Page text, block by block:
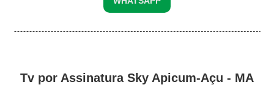
Tv por Assinatura Sky Apicum-Açu - MA